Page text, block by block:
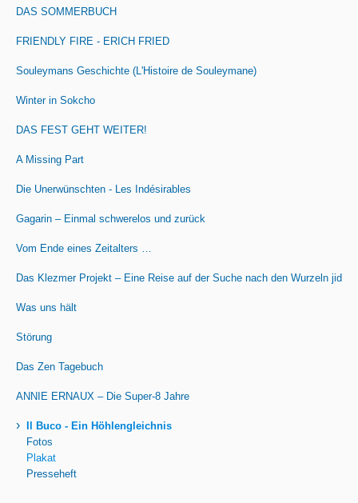
DAS SOMMERBUCH
FRIENDLY FIRE - ERICH FRIED
Souleymans Geschichte (L'Histoire de Souleymane)
Winter in Sokcho
DAS FEST GEHT WEITER!
A Missing Part
Die Unerwünschten - Les Indésirables
Gagarin – Einmal schwerelos und zurück
Vom Ende eines Zeitalters …
Das Klezmer Projekt – Eine Reise auf der Suche nach den Wurzeln
Was uns hält
Störung
Das Zen Tagebuch
ANNIE ERNAUX – Die Super-8 Jahre
›
Il Buco - Ein Höhlengleichnis
Fotos
Plakat
Presseheft